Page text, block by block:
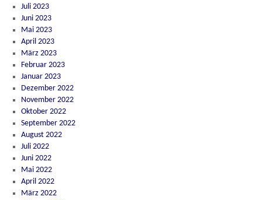
Juli 2023
Juni 2023
Mai 2023
April 2023
März 2023
Februar 2023
Januar 2023
Dezember 2022
November 2022
Oktober 2022
September 2022
August 2022
Juli 2022
Juni 2022
Mai 2022
April 2022
März 2022